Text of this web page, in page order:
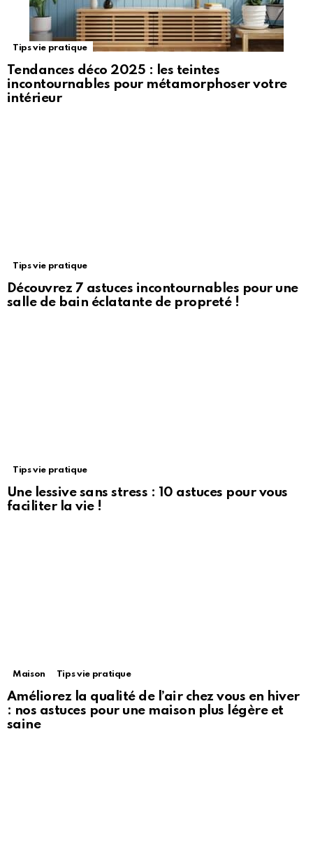
Tips vie pratique
Tendances déco 2025 : les teintes
incontournables pour métamorphoser votre
intérieur
Tips vie pratique
Découvrez 7 astuces incontournables pour une
salle de bain éclatante de propreté !
Tips vie pratique
Une lessive sans stress : 10 astuces pour vous
faciliter la vie !
Maison Tips vie pratique
Améliorez la qualité de l’air chez vous en hiver
: nos astuces pour une maison plus légère et
saine